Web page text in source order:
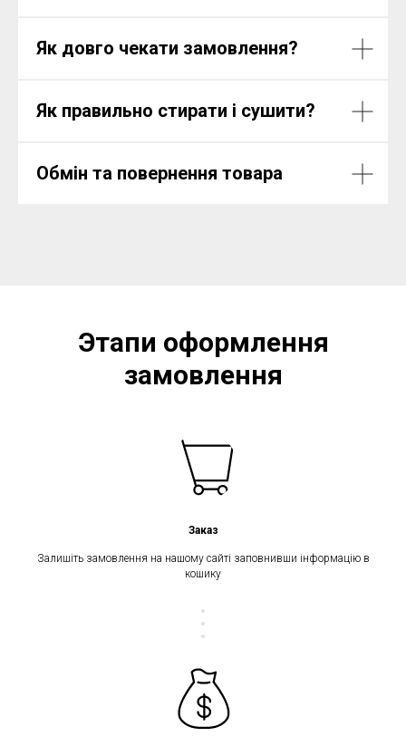
Як довго чекати замовлення?
Як правильно стирати і сушити?
Обмін та повернення товара
Этапи оформлення
замовлення
Заказ
Залишіть замовлення на нашому сайті заповнивши інформацію в
кошику